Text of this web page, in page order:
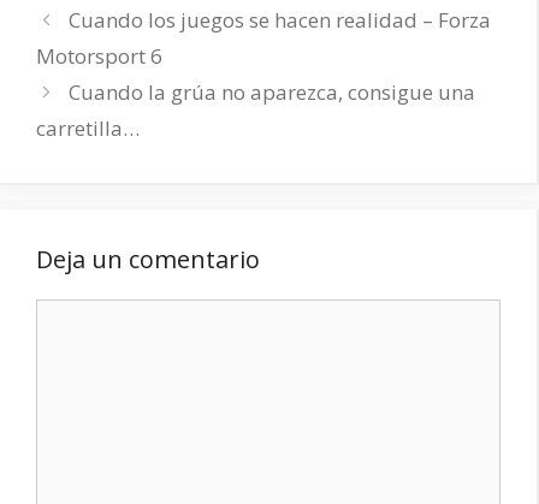
Cuando los juegos se hacen realidad – Forza
Motorsport 6
Cuando la grúa no aparezca, consigue una
carretilla…
Deja un comentario